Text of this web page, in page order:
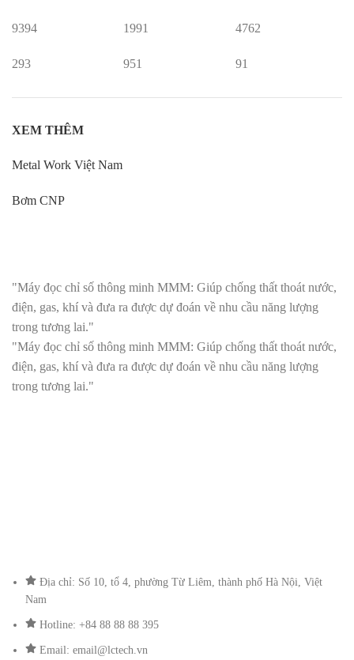
9394
293
1991
951
4762
91
XEM THÊM
Metal Work Việt Nam
Bơm CNP
"Máy đọc chỉ số thông minh MMM: Giúp chống thất thoát nước,
điện, gas, khí và đưa ra được dự đoán về nhu cầu năng lượng
trong tương lai."
"Máy đọc chỉ số thông minh MMM: Giúp chống thất thoát nước,
điện, gas, khí và đưa ra được dự đoán về nhu cầu năng lượng
trong tương lai."
Địa chỉ: Số 10, tổ 4, phường Từ Liêm, thành phố Hà Nội, Việt
Nam
Hotline: +84 88 88 88 395
Email: email@lctech.vn